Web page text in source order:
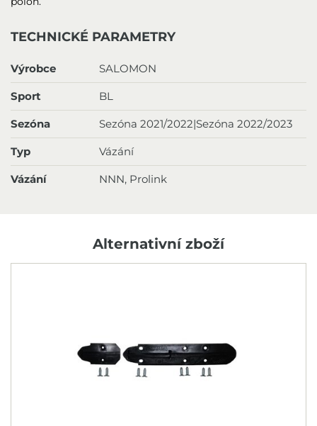
TECHNICKÉ PARAMETRY
Výrobce SALOMON
Sport BL
Sezóna Sezóna 2021/2022|Sezóna 2022/2023
Typ Vázání
Vázání NNN, Prolink
Alternativní zboží